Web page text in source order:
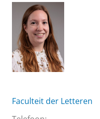
Faculteit der Letteren